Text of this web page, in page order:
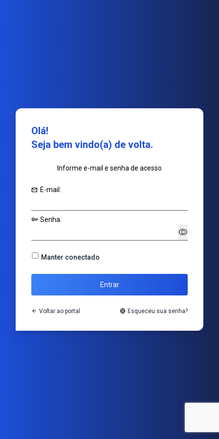
Olá!
Seja bem vindo(a) de volta.
Informe e-mail e senha de acesso
mail E-mail:
key Senha:
visibility
Manter conectado
Entrar
arrow_back Voltar ao portal support Esqueceu sua senha?